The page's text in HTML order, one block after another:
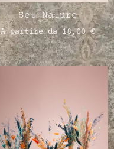
Set Nature
A partire da 18,00€